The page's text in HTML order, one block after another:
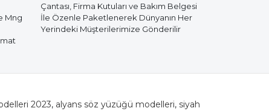
Mng
Çantası, Firma Kutuları ve Bakım Belgesi
İle Özenle Paketlenerek Dünyanın Her
Yerindeki Müşterilerimize Gönderilir
2023, alyans söz yüzüğü modelleri, siyah